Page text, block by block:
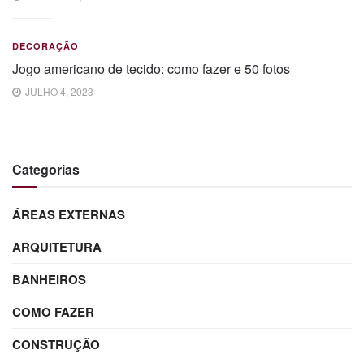
DECORAÇÃO
Jogo americano de tecido: como fazer e 50 fotos
JULHO 4, 2023
Categorias
ÁREAS EXTERNAS
ARQUITETURA
BANHEIROS
COMO FAZER
CONSTRUÇÃO